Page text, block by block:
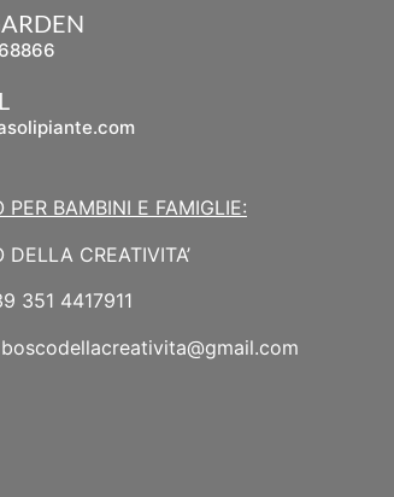
PER BAMBINI E FAMIGLIE:
DELLA CREATIVITA’
351 4417911
boscodellacreativita@gmail.com